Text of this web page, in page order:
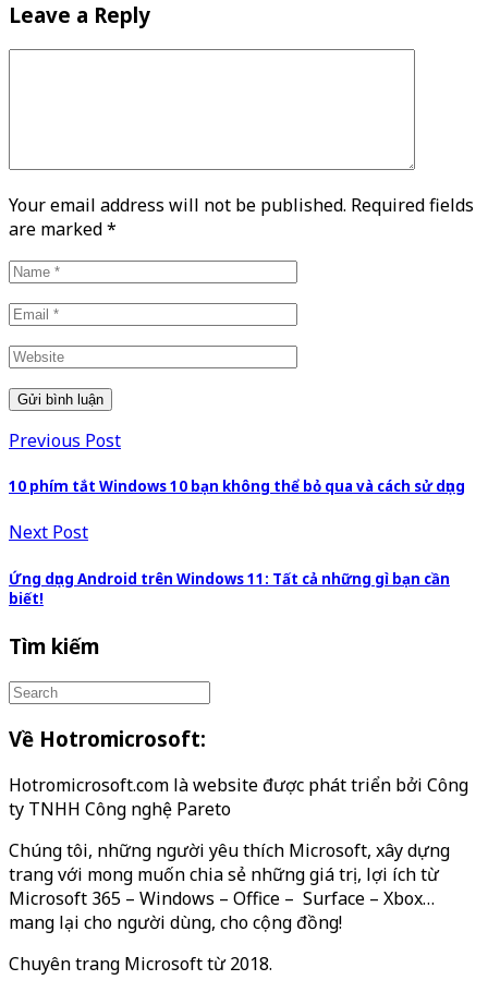
Leave a Reply
Your email address will not be published. Required fields
are marked*
Previous Post
10 phím tắt Windows 10 bạn không thể bỏ qua và cách sử dụng
Next Post
Ứng dụng Android trên Windows 11: Tất cả những gì bạn cần
biết!
Tìm kiếm
Về Hotromicrosoft:
Hotromicrosoft.com là website được phát triển bởi Công
ty TNHH Công nghệ Pareto
Chúng tôi, những người yêu thích Microsoft, xây dựng
trang với mong muốn chia sẻ những giá trị, lợi ích từ
Microsoft 365 – Windows – Office – Surface – Xbox…
mang lại cho người dùng, cho cộng đồng!
Chuyên trang Microsoft từ 2018.